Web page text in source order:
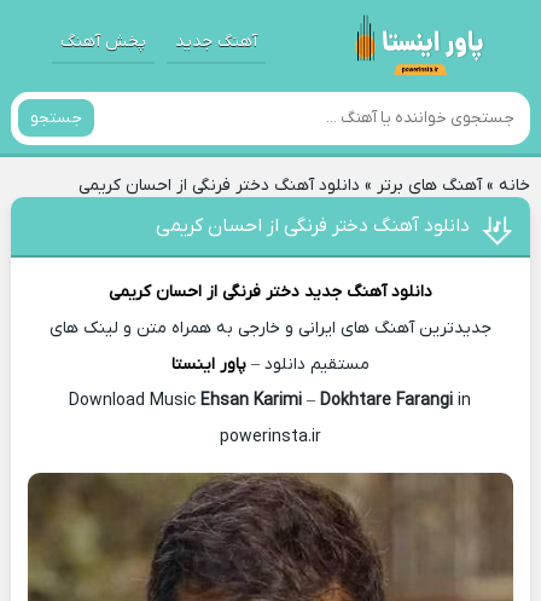
آهنگ جدید پخش آهنگ
جستجو
خانه»آهنگ های برتر » دانلود آهنگ دختر فرنگی از احسان کریمی
دانلود آهنگ دختر فرنگی از احسان کریمی
دانلود آهنگ جدید دختر فرنگی از احسان کریمی
جدیدترین آهنگ های ایرانی و خارجی به همراه متن و لینک های
مستقیم دانلود – پاور اینستا
Ehsan Karimi – Dokhtare Farangi in
powerinsta.ir